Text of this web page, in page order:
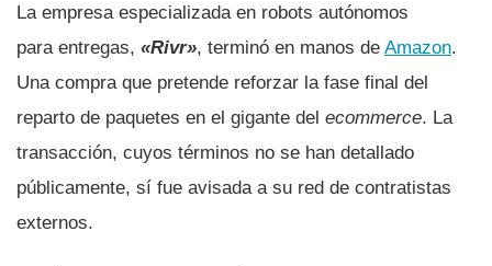
La empresa especializada en robots autónomos
para entregas, «Rivr», terminó en manos de Amazon.
Una compra que pretende reforzar la fase final del
reparto de paquetes en el gigante del ecommerce. La
transacción, cuyos términos no se han detallado
públicamente, sí fue avisada a su red de contratistas
externos.